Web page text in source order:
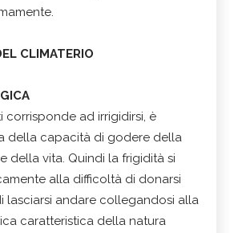
CLIMATERIO
corrisponde ad irrigidirsi, è
della capacità di godere della
della vita. Quindi la frigidità si
alla difficoltà di donarsi
lasciarsi andare collegandosi alla
caratteristica della natura